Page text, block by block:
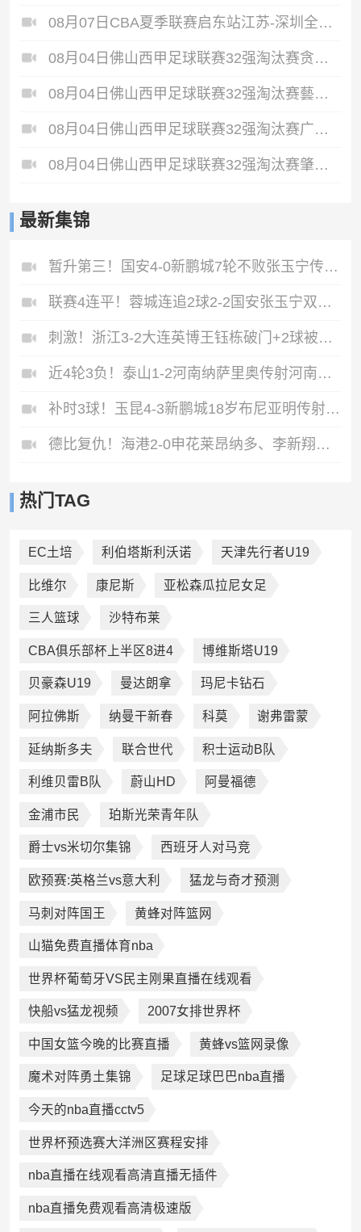
08月07日CBA夏季联赛启东站江苏-深圳全场录像
08月04日佛山西甲足球联赛32强淘汰赛贪玩游戏VS美的薪火全场录像
08月04日佛山西甲足球联赛32强淘汰赛藝品高國際VS湛江狂狼·粵辉能源全场录像
08月04日佛山西甲足球联赛32强淘汰赛广东西南建设VS香港圣徒全场录像
08月04日佛山西甲足球联赛32强淘汰赛肇庆恒骏成VS三七互娱全场录像
最新集锦
暂升第三！国安4-0新鹏城7轮不败张玉宁传射达万双响法比奥破门
联赛4连平！蓉城连追2球2-2国安张玉宁双响韦世豪助攻索罗金绝平
刺激！浙江3-2大连英博王钰栋破门+2球被吹毛伟杰世界波难救主
近4轮3负！泰山1-2河南纳萨里奥传射河南终结17年客场不胜泰山
补时3球！玉昆4-3新鹏城18岁布尼亚明传射侯永永乌龙卡约绝杀
德比复仇！海港2-0申花莱昂纳多、李新翔破门海港排名反超申花
热门TAG
EC土培 利伯塔斯利沃诺 天津先行者U19
比维尔 康尼斯 亚松森瓜拉尼女足
三人篮球 沙特布莱
CBA俱乐部杯上半区8进4 博维斯塔U19
贝豪森U19 曼达朗拿 玛尼卡钻石
阿拉佛斯 纳曼干新春 科莫 谢弗雷蒙
延纳斯多夫 联合世代 积士运动B队
利维贝雷B队 蔚山HD 阿曼福德
金浦市民 珀斯光荣青年队
爵士vs米切尔集锦 西班牙人对马竞
欧预赛:英格兰vs意大利 猛龙与奇才预测
马刺对阵国王 黄蜂对阵篮网
山猫免费直播体育nba
世界杯葡萄牙VS民主刚果直播在线观看
快船vs猛龙视频 2007女排世界杯
中国女篮今晚的比赛直播 黄蜂vs篮网录像
魔术对阵勇土集锦 足球足球巴巴nba直播
今天的nba直播cctv5
世界杯预选赛大洋洲区赛程安排
nba直播在线观看高清直播无插件
nba直播免费观看高清极速版